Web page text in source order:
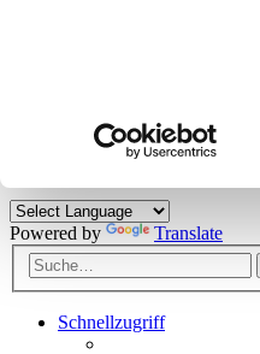
Herzlich
Kunden viele nützliche
Powered by Translate
Schnellzugriff